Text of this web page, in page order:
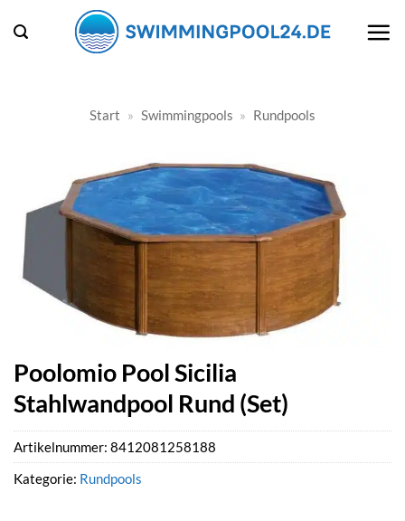
Inhalt
Start » Swimmingpools » Rundpools
Poolomio Pool Sicilia
Stahlwandpool Rund (Set)
Artikelnummer: 8412081258188
Kategorie: Rundpools